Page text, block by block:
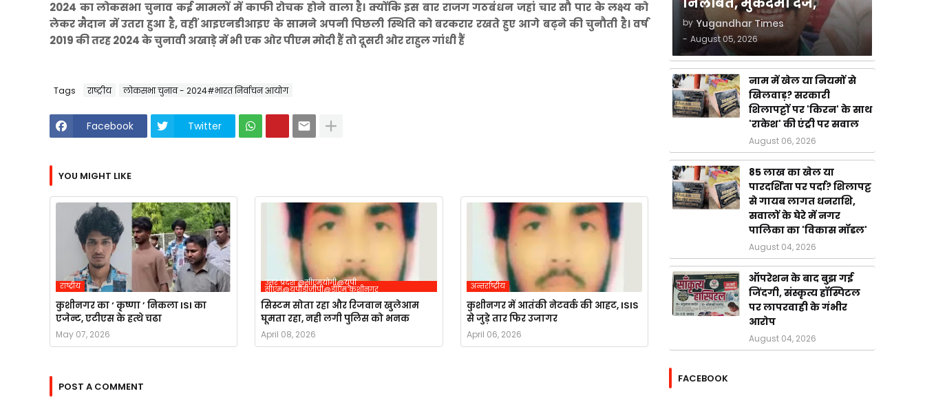
2024 का लोकसभा चुनाव कई मामलों में काफी रोचक होने वाला है। क्योंकि इस बार राजग गठबंधन जहां चार सौ पार के लक्ष्य को
लेकर मैदान में उतरा हुआ है, वहीं आइएनडीआइए के सामने अपनी पिछली स्थिति को बरकरार रखते हुए आगे बढ़ने की चुनौती है। वर्ष
2019 की तरह 2024 के चुनावी अखाड़े में भी एक ओर पीएम मोदी हैं तो दूसरी ओर राहुल गांधी हैं
Tags राष्ट्रीय लोकसभा चुनाव - 2024#भारत निर्वाचन आयोग
Facebook Twitter
YOU MIGHT LIKE
राष्ट्रीय
कुशीनगर का ‘ कृष्णा ’ निकला ISI का
एजेन्ट, एटीएस के हत्थे चढा
May 07, 2026
उत्तर प्रदेश @सीएमयोगी@यूपी
सीएम@यूपीडीजीपी@डीएम कुशीनगर
सिस्टम सोता रहा और रिजवान खुलेआम
घूमता रहा, नही लगी पुलिस को भनक
April 08, 2026
अन्तर्राष्ट्रीय
कुशीनगर में आतंकी नेटवर्क की आहट, ISIS
से जुड़े तार फिर उजागर
April 06, 2026
POST A COMMENT
by Yugandhar Times
- August 05, 2026
नाम में खेल या नियमों से
खिलवाड़? सरकारी
शिलापट्टों पर 'किरन' के साथ
'राकेश' की एंट्री पर सवाल
August 06, 2026
85 लाख का खेल या
पारदर्शिता पर पर्दा? शिलापट्ट
से गायब लागत धनराशि,
सवालों के घेरे में नगर
पालिका का 'विकास मॉडल'
August 04, 2026
ऑपरेशन के बाद बुझ गई
जिंदगी, संस्कृत्य हॉस्पिटल
पर लापरवाही के गंभीर
आरोप
August 04, 2026
FACEBOOK